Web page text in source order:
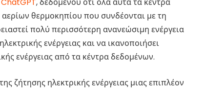
, δεδομένου ότι όλα αυτά τα κέντρα
θερμοκηπίου που συνδέονται με τη
πολύ περισσότερη ανανεώσιμη ενέργεια
ενέργειας και να ικανοποιήσει
ενέργειας από τα κέντρα δεδομένων.
ζήτησης ηλεκτρικής ενέργειας μιας επιπλέον